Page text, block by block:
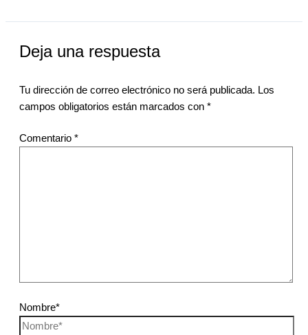
Deja una respuesta
Tu dirección de correo electrónico no será publicada. Los
campos obligatorios están marcados con *
Comentario *
Nombre*